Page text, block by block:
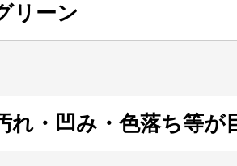
リーン
れ・凹み・色落ち等が